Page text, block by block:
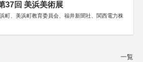
37回 美浜美術展
町、美浜町教育委員会、福井新聞社、関西電力株
一覧